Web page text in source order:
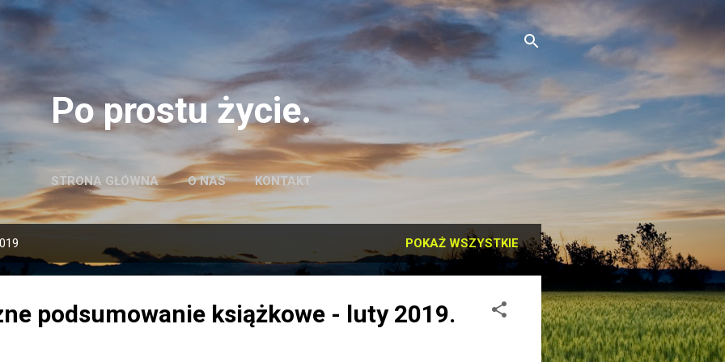
Po prostu życie.
STRONA GŁÓWNA O NAS KONTAKT
POKAŻ WSZYSTKIE
podsumowanie książkowe - luty 2019.